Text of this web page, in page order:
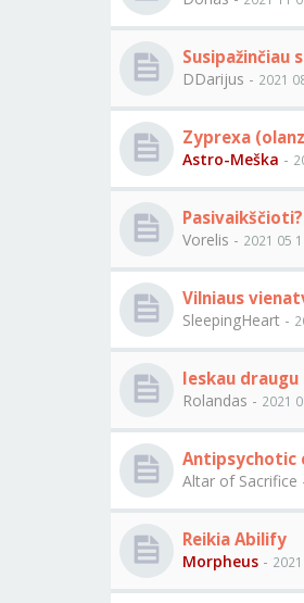
Susipažinčiau
DDarijus - 2021
Zyprexa
Astro-Meška -
Pasivaikščioti?
Vorelis - 2021 05
Vilniaus
SleepingHeart -
Ieskau
Rolandas - 2021
Antipsychotic
Altar of Sacrifice
Reikia Abilify
Morpheus -